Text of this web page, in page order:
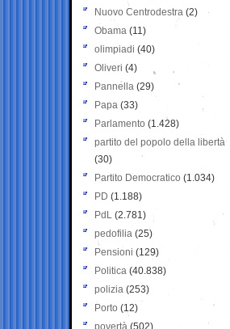
Nuovo Centrodestra (2)
Obama (11)
olimpiadi (40)
Oliveri (4)
Pannella (29)
Papa (33)
Parlamento (1.428)
partito del popolo della libertà
(30)
Partito Democratico (1.034)
PD (1.188)
PdL (2.781)
pedofilia (25)
Pensioni (129)
Politica (40.838)
polizia (253)
Porto (12)
povertà (502)